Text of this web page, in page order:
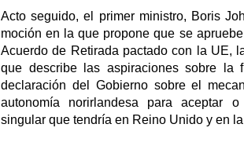
Acto seguido, el primer ministro, Boris
moción en la que propone que se
Acuerdo de Retirada pactado con la UE,
que describe las aspiraciones sobre la
declaración del Gobierno sobre el
autonomía norirlandesa para aceptar
singular que tendría en Reino Unido y en